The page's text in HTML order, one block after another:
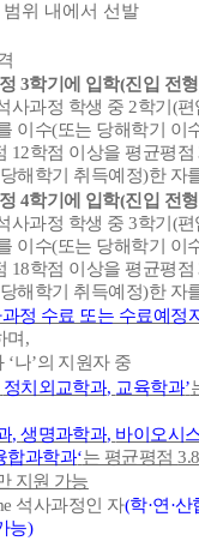
위 내에서 선발
3학기에 입학(진입 전형
사과정 학생 중 2학기 (편
이수(또는 당해학기 이
12학점 이상을 평균평점
해학기 취득예정)한 자
4학기에 입학(진입 전형
사과정 학생 중3학기(편
이수(또는 당해학기 이
18학점 이상을 평균평점
해학기 취득예정)한 자
정 수료 또는 수료예정
며 ,
‘나’의 지원자 중
정치외교학과, 교육학과’
,생명과학과, 바이오시
합과학과‘는 평균평점3.8
지원 가능
석사과정인 자(학·연·산
능)